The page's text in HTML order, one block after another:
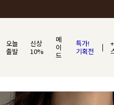
오늘
출발
신상
10%
메
이
드
특가!
기획전